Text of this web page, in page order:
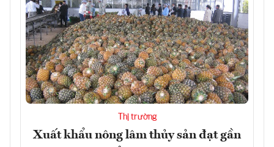
Thị trường
Xuất khẩu nông lâm thủy sản đạt gần